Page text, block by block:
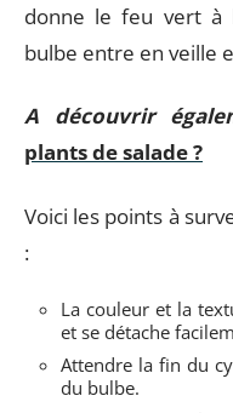
donne le feu vert à
bulbe entre en veille
A découvrir
plants de salade ?
Voici les points à
:
La couleur et la
et se détache
Attendre la fin du
du bulbe.